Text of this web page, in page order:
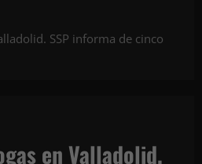
SSP informa de cinco
en Valladolid.